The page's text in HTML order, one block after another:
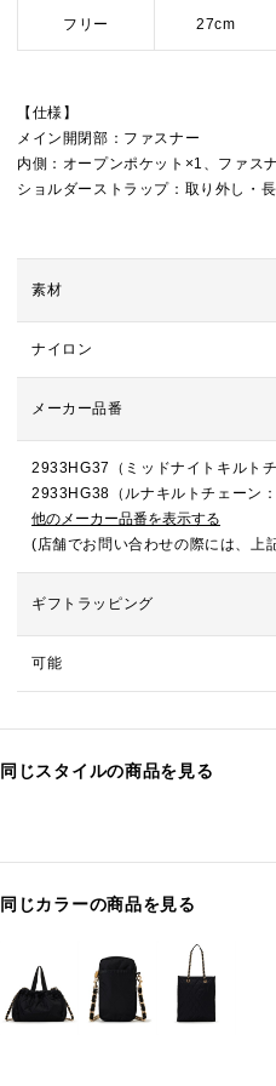
フリー 27cm
【仕様】
メイン開閉部：ファスナー
内側：オープンポケット×1、ファス
ショルダーストラップ：取り外し・
素材
ナイロン
メーカー品番
2933HG37（ミッドナイトキルトチ
2933HG38（ルナキルトチェーン：
他のメーカー品番を表示する
(店舗でお問い合わせの際には、上
ギフトラッピング
可能
同じスタイルの商品を見る
同じカラーの商品を見る